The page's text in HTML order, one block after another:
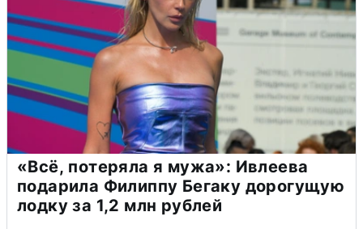
«Всё, потеряла я мужа»: Ивлеева
подарила Филиппу Бегаку дорогущую
лодку за 1,2 млн рублей